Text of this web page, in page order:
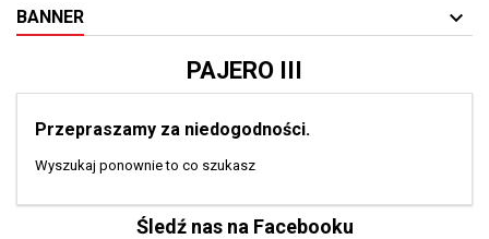
BANNER
PAJERO III
Przepraszamy za niedogodności.
Wyszukaj ponownie to co szukasz
Śledź nas na Facebooku